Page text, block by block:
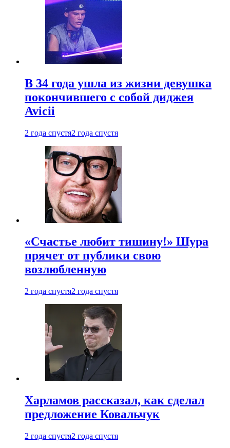
В 34 года ушла из жизни девушка
покончившего с собой диджея
Avicii
2 года спустя2 года спустя
«Счастье любит тишину!» Шура
прячет от публики свою
возлюбленную
2 года спустя2 года спустя
Харламов рассказал, как сделал
предложение Ковальчук
2 года спустя2 года спустя